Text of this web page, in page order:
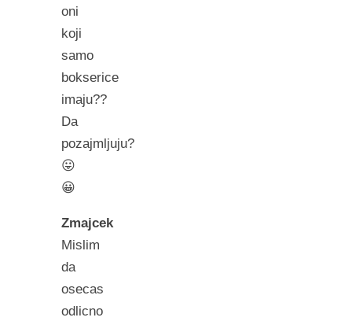
oni
koji
samo
bokserice
imaju??
Da
pozajmljuju?
😛
😀
Zmajcek
Mislim
da
osecas
odlicno